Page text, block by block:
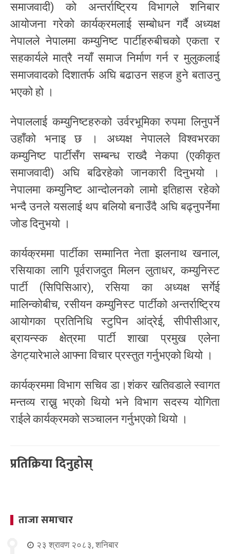
समाजवादी) को अन्तर्राष्ट्रिय विभागले शनिबार
आयोजना गरेको कार्यक्रमलाई सम्बोधन गर्दै अध्यक्ष
नेपालले नेपालमा कम्युनिष्ट पार्टीहरुबीचको एकता र
सहकार्यले मात्रै नयाँ समाज निर्माण गर्न र मुलुकलाई
समाजवादको दिशातर्फ अघि बढाउन सहज हुने बताउनु
भएको हो ।
नेपाललाई कम्युनिष्टहरुको उर्वरभूमिका रुपमा लिनुपर्ने
उहाँको भनाइ छ । अध्यक्ष नेपालले विश्वभरका
कम्युनिष्ट पार्टीसँग सम्बन्ध राख्दै नेकपा (एकीकृत
समाजवादी) अघि बढिरहेको जानकारी दिनुभयो ।
नेपालमा कम्युनिष्ट आन्दोलनको लामो इतिहास रहेको
भन्दै उनले यसलाई थप बलियो बनाउँदै अघि बढ्नुपर्नेमा
जोड दिनुभयो ।
कार्यक्रममा पार्टीका सम्मानित नेता झलनाथ खनाल,
रसियाका लागि पूर्वराजदुत मिलन लुताधर, कम्युनिस्ट
पार्टी (सिपिसिआर), रसिया का अध्यक्ष सर्गेई
मालिन्कोबीच, रसीयन कम्युनिस्ट पार्टीको अन्तर्राष्ट्रिय
आयोगका प्रतिनिधि स्टुपिन आंद्रेई, सीपीसीआर,
ब्रायन्स्क क्षेत्रमा पार्टी शाखा प्रमुख एलेना
डेगट्यारेभाले आफ्ना विचार प्रस्तुत गर्नुभएको थियो ।
कार्यक्रममा विभाग सचिव डा।शंकर खतिवडाले स्वागत
मन्तव्य राख्नु भएको थियो भने विभाग सदस्य योगिता
राईले कार्यक्रमको सञ्चालन गर्नुभएको थियो ।
प्रतिक्रिया दिनुहोस्
ताजा समाचार
२३ श्रावण २०८३, शनिबार